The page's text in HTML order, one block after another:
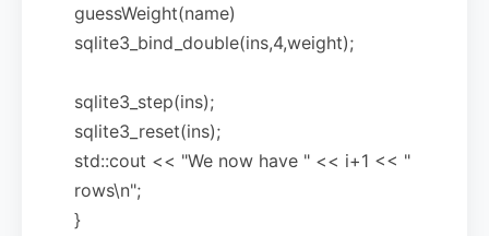
guessWeight(name)
sqlite3_bind_double(ins,4,weight);
sqlite3_step(ins);
sqlite3_reset(ins);
std::cout << "We now have " << i+1 << "
rows\n";
}